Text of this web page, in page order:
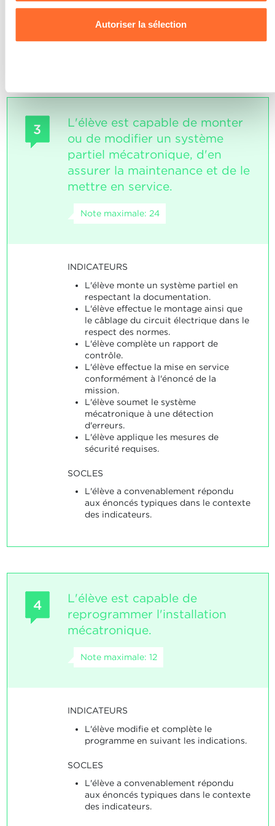
données personnelles, vous pouvez consulter notre
Charte d’usage des cookieset notrePolitique de
Autoriser la sélection
aux énoncés typiques dans le contexte
3
L'élève est capable de monter
ou de modifier un système
partiel mécatronique, d'en
assurer la maintenance et de le
mettre en service.
Note maximale: 24
INDICATEURS
L'élève monte un système partiel en
respectant la documentation.
L'élève effectue le montage ainsi que
le câblage du circuit électrique dans le
respect des normes.
L'élève complète un rapport de
contrôle.
L'élève effectue la mise en service
conformément à l'énoncé de la
mission.
L'élève soumet le système
mécatronique à une détection
d'erreurs.
L'élève applique les mesures de
sécurité requises.
SOCLES
L'élève a convenablement répondu
aux énoncés typiques dans le contexte
des indicateurs.
4
L'élève est capable de
reprogrammer l'installation
mécatronique.
Note maximale: 12
INDICATEURS
L'élève modifie et complète le
programme en suivant les indications.
SOCLES
L'élève a convenablement répondu
aux énoncés typiques dans le contexte
des indicateurs.